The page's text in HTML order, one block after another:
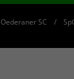
Oederaner SC